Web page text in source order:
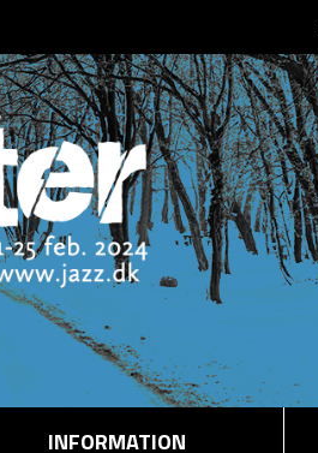
INFORMATION